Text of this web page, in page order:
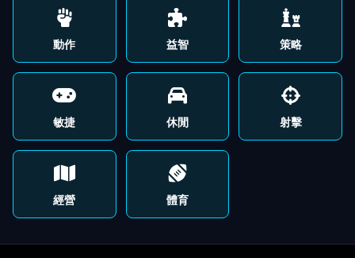
動作 益智 策略
敏捷 休閒 射擊
經營 體育